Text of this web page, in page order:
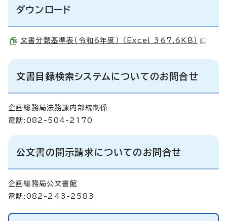
ダウンロード
文書分類基準表（令和6年度） （Excel 367.6KB）
文書目録検索システムについてのお問合せ
企画総務局法務課内部統制係
電話:082-504-2170
公文書の開示請求についてのお問合せ
企画総務局公文書館
電話:082-243-2583